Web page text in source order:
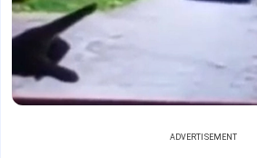
ADVERTISEMENT